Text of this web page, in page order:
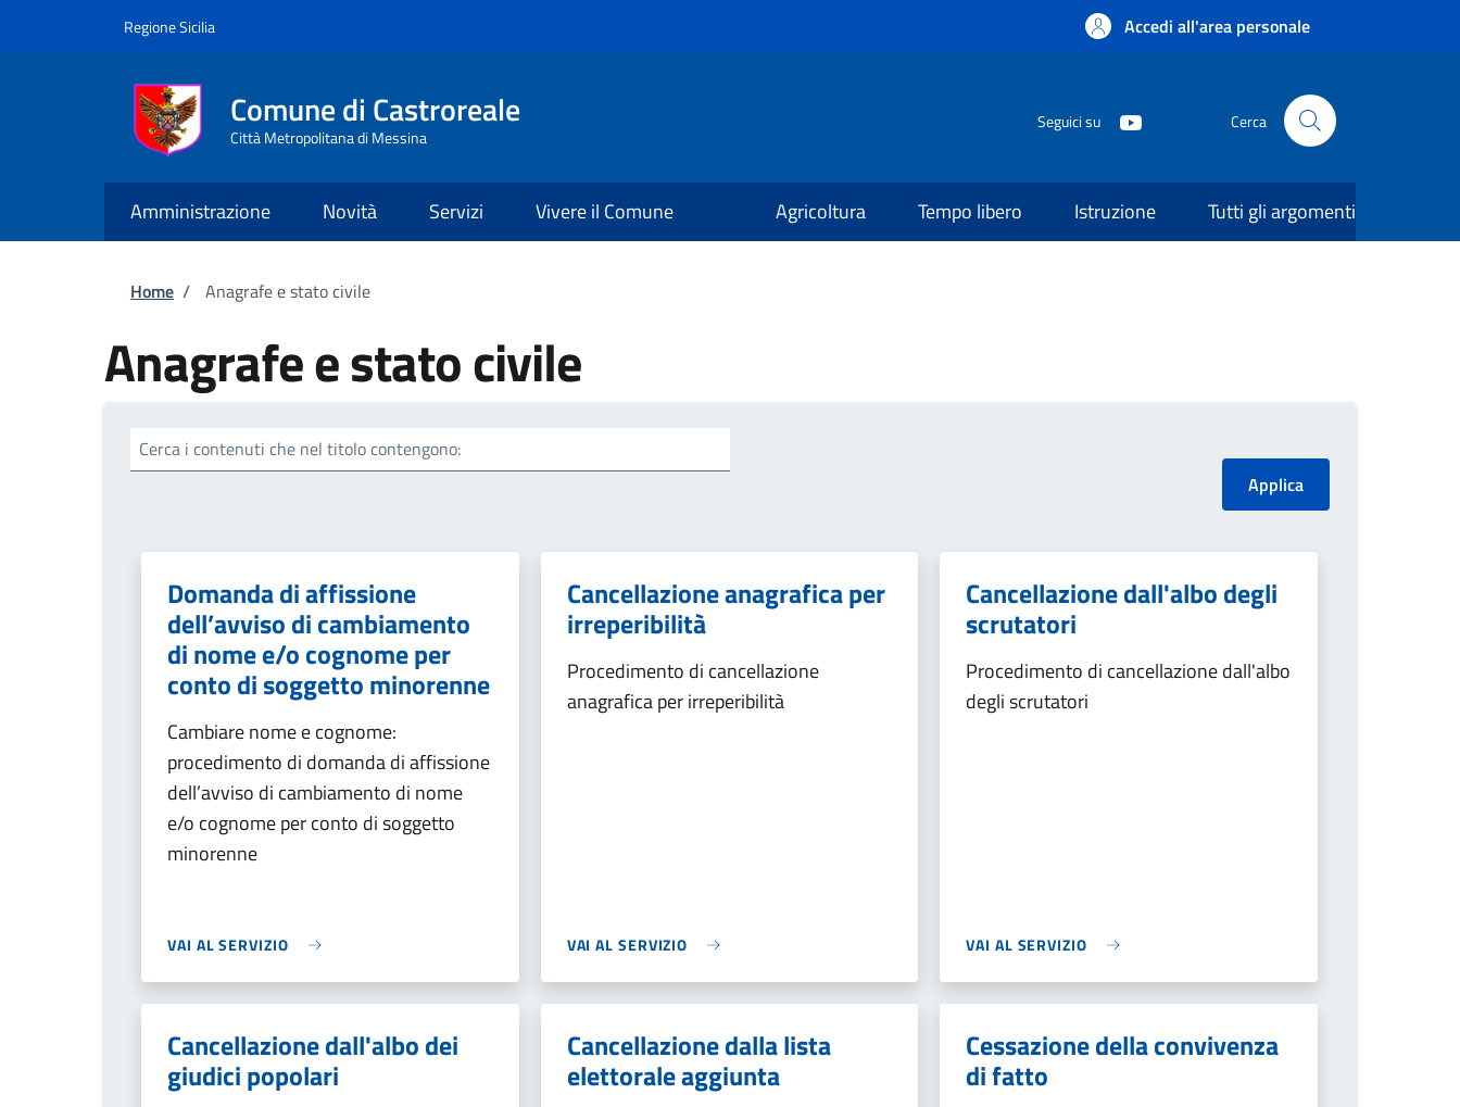
Regione Sicilia Accedi all'area personale
Comune di Castroreale
Città Metropolitana di Messina
Seguici su Cerca
Amministrazione Novità Servizi Vivere il Comune Agricoltura Tempo libero Istruzione Tutti gli argomenti
Briciole di pane
Home / Anagrafe e stato civile
Anagrafe e stato civile
Cerca i contenuti che nel titolo contengono:
Domanda di affissione
dell’avviso di cambiamento
di nome e/o cognome per
conto di soggetto minorenne
Cambiare nome e cognome:
procedimento di domanda di affissione
dell’avviso di cambiamento di nome
e/o cognome per conto di soggetto
minorenne
VAI AL SERVIZIO
Cancellazione anagrafica per
irreperibilità
Procedimento di cancellazione
anagrafica per irreperibilità
VAI AL SERVIZIO
Cancellazione dall'albo degli
scrutatori
Procedimento di cancellazione dall'albo
degli scrutatori
VAI AL SERVIZIO
Cancellazione dall'albo dei
giudici popolari
Cancellazione dalla lista
elettorale aggiunta
Cessazione della convivenza
di fatto